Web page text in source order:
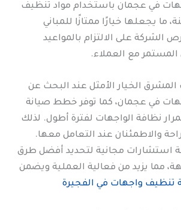
في عجمان باستخدام مواد تنظيف
ما يجعلها خيارًا ممتازًا للمباني
الشركة على الالتزام بالمواعيد
المستمر مع العملاء.
المشرق الخيار الأمثل عند البحث عن
في عجمان، كما توفر خطط صيانة
نظافة الواجهات لفترة أطول. لذلك
والاطمئنان عند التعامل معها.
استشارات مجانية لتحديد أفضل طرق
مما يزيد من فعالية العملية ويضمن
تنظيف واجهات في الفجيرة